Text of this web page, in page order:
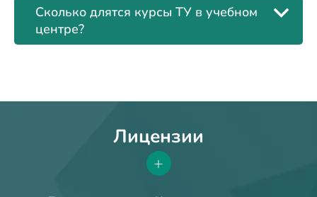
Сколько длятся курсы ТУ в учебном
центре?
Лицензии
+